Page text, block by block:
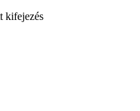
kifejezés